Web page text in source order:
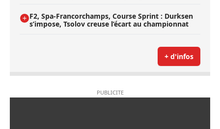
F2, Spa-Francorchamps, Course Sprint : Durksen
s’impose, Tsolov creuse l’écart au championnat
+ d'infos